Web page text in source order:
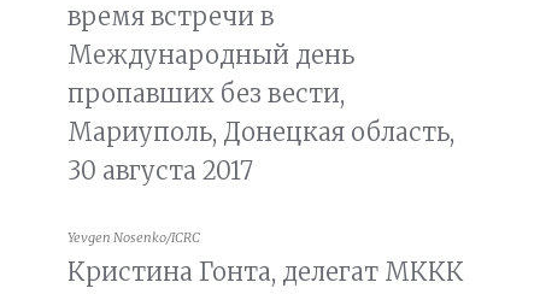
время встречи в
Международный день
пропавших без вести,
Мариуполь, Донецкая область,
30 августа 2017
Yevgen Nosenko/ICRC
Кристина Гонта, делегат МККК